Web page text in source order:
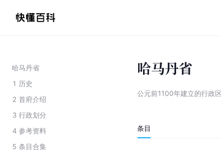
哈马丹省
1 历史
2 首府介绍
3 行政划分
4 参考资料
5 条目合集
哈马丹省
公元前1100年建立的行政
条目